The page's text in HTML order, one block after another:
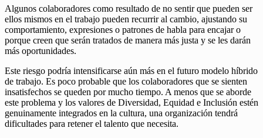
Algunos colaboradores como resultado de no sentir que pueden ser
ellos mismos en el trabajo pueden recurrir al cambio, ajustando su
comportamiento, expresiones o patrones de habla para encajar o
porque creen que serán tratados de manera más justa y se les darán
más oportunidades.
Este riesgo podría intensificarse aún más en el futuro modelo híbrido
de trabajo. Es poco probable que los colaboradores que se sienten
insatisfechos se queden por mucho tiempo. A menos que se aborde
este problema y los valores de Diversidad, Equidad e Inclusión estén
genuinamente integrados en la cultura, una organización tendrá
dificultades para retener el talento que necesita.